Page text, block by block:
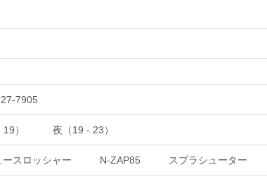
7905
） 夜（19 - 23）
ースロッシャー N-ZAP85 スプラシューター